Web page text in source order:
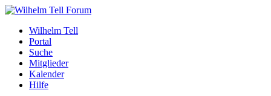
Wilhelm Tell
Portal
Suche
Mitglieder
Kalender
Hilfe